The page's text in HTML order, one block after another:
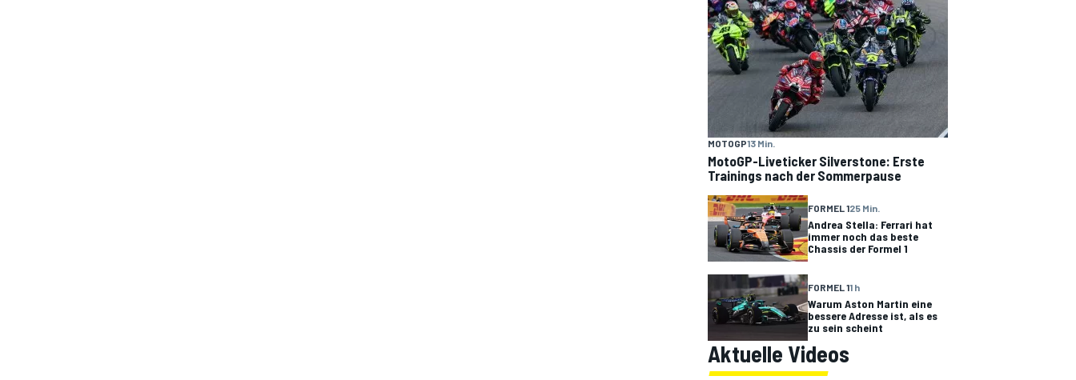
MOTOGP13 Min.
MotoGP-Liveticker Silverstone: Erste
Trainings nach der Sommerpause
FORMEL 125 Min.
Andrea Stella: Ferrari hat
immer noch das beste
Chassis der Formel 1
FORMEL 11 h
Warum Aston Martin eine
bessere Adresse ist, als es
zu sein scheint
Aktuelle Videos